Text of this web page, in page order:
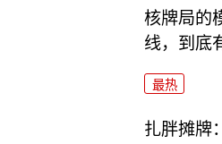
核牌局的
线，到底
最热
扎胖摊牌